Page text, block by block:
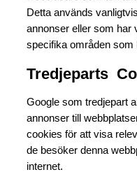
Detta används
annonser eller som har
specifika områden som
Tredjeparts
Google som tredjepart
annonser till
cookies för att visa
de besöker denna
internet.